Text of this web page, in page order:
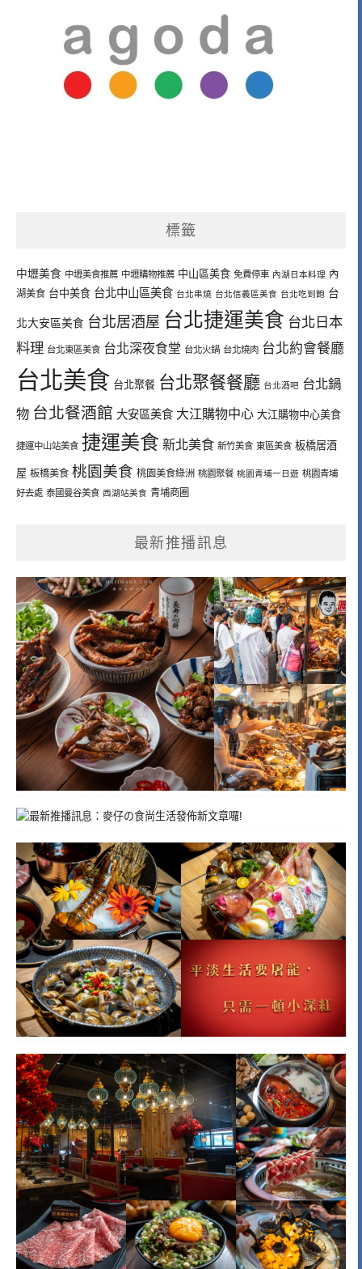
標籤
中壢美食 中壢美食推薦 中壢購物推薦 中山區美食 免費停車 內湖日本料理 內
湖美食 台中美食 台北中山區美食 台北串燒 台北信義區美食 台北吃到飽 台
北大安區美食 台北居酒屋 台北捷運美食 台北日本
料理 台北東區美食 台北深夜食堂 台北火鍋 台北燒肉 台北約會餐廳
台北美食 台北聚餐 台北聚餐餐廳 台北酒吧 台北鍋
物 台北餐酒館 大安區美食 大江購物中心 大江購物中心美食
捷運中山站美食 捷運美食 新北美食 新竹美食 東區美食 板橋居酒
屋 板橋美食 桃園美食 桃園美食綠洲 桃園聚餐 桃園青埔一日遊 桃園青埔
好去處 泰國曼谷美食 西湖站美食 青埔商圈
最新推播訊息